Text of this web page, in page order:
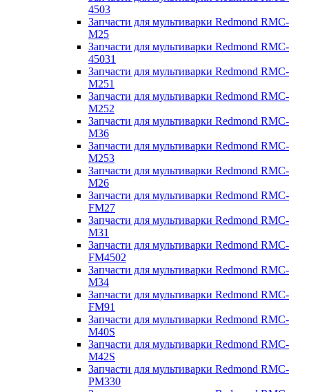
4503
Запчасти для мультиварки Redmond RMC-
M25
Запчасти для мультиварки Redmond RMC-
45031
Запчасти для мультиварки Redmond RMC-
M251
Запчасти для мультиварки Redmond RMC-
M252
Запчасти для мультиварки Redmond RMC-
M36
Запчасти для мультиварки Redmond RMC-
M253
Запчасти для мультиварки Redmond RMC-
M26
Запчасти для мультиварки Redmond RMC-
FM27
Запчасти для мультиварки Redmond RMC-
M31
Запчасти для мультиварки Redmond RMC-
FM4502
Запчасти для мультиварки Redmond RMC-
M34
Запчасти для мультиварки Redmond RMC-
FM91
Запчасти для мультиварки Redmond RMC-
M40S
Запчасти для мультиварки Redmond RMC-
M42S
Запчасти для мультиварки Redmond RMC-
PM330